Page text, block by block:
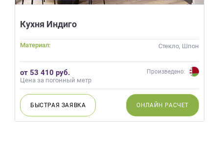
Кухня Индиго
Материал: Стекло, Шпон
от 53 410 руб.
Цена за погонный метр
Произведено:
БЫСТРАЯ ЗАЯВКА ОНЛАЙН РАСЧЕТ